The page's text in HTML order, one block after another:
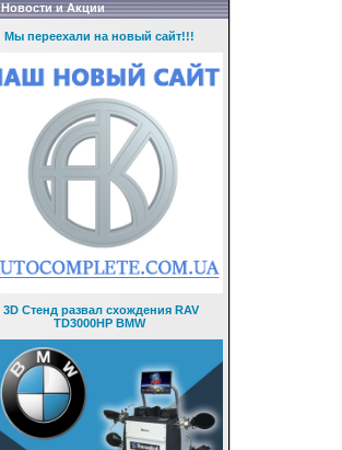
Новости и Акции
Мы переехали на новый сайт!!!
3D Стенд развал схождения RAV
TD3000HP BMW